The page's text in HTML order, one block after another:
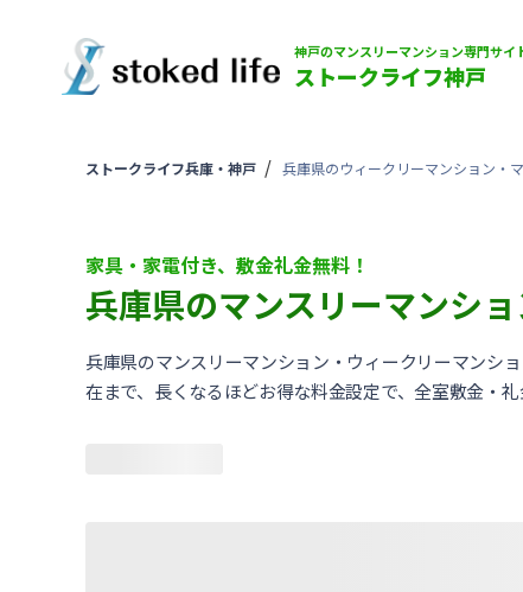
神戸のマンスリーマンション専門サイ
ストークライフ神戸
ストークライフ兵庫・神戸 兵庫県のウィークリーマンション・
家具・家電付き、敷金礼金無料！
兵庫県のマンスリーマンシ
兵庫県のマンスリーマンション・ウィークリーマンシ
在まで、長くなるほどお得な料金設定で、全室敷金・礼